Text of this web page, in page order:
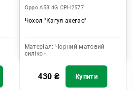
Oppo A58 4G CPH2577
Чохол "Кагуя ахегао"
Матеріал: Чорний матовий
силікон
430 ₴ Купити